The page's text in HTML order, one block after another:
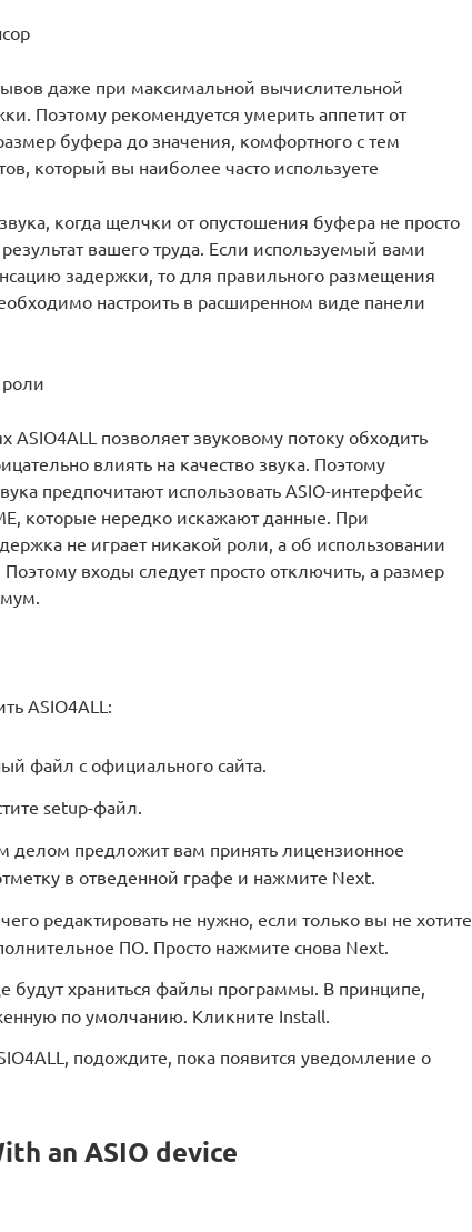
даже при максимальной вычислительной
Поэтому рекомендуется умерить аппетит от
буфера до значения, комфортного с тем
который вы наиболее часто используете
когда щелчки от опустошения буфера не просто
вашего труда. Если используемый вами
задержки, то для правильного размещения
настроить в расширенном виде панели
роли
ASIO4ALL позволяет звуковому потоку обходить
влиять на качество звука. Поэтому
предпочитают использовать ASIO-интерфейс
которые нередко искажают данные. При
не играет никакой роли, а об использовании
входы следует просто отключить, а размер
ASIO4ALL:
файл с официального сайта.
setup-файл.
делом предложит вам принять лицензионное
в отведенной графе и нажмите Next.
редактировать не нужно, если только вы не хотите
ПО. Просто нажмите снова Next.
будут храниться файлы программы. В принципе,
по умолчанию. Кликните Install.
подождите, пока появится уведомление о
an ASIO device